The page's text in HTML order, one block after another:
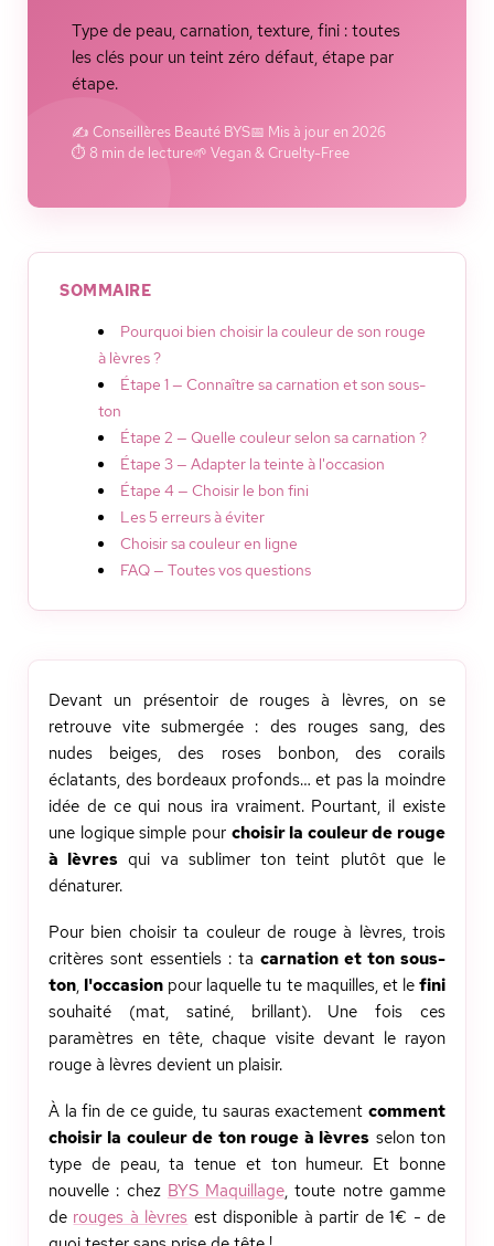
Type de peau, carnation, texture, fini : toutes
les clés pour un teint zéro défaut, étape par
étape.
✍️ Conseillères Beauté BYS📅 Mis à jour en 2026
⏱️ 8 min de lecture🌱 Vegan & Cruelty-Free
SOMMAIRE
Pourquoi bien choisir la couleur de son rouge
à lèvres ?
Étape 1 — Connaître sa carnation et son sous-
ton
Étape 2 — Quelle couleur selon sa carnation ?
Étape 3 — Adapter la teinte à l'occasion
Étape 4 — Choisir le bon fini
Les 5 erreurs à éviter
Choisir sa couleur en ligne
FAQ — Toutes vos questions
Devant un présentoir de rouges à lèvres, on se
retrouve vite submergée : des rouges sang, des
nudes beiges, des roses bonbon, des corails
éclatants, des bordeaux profonds… et pas la moindre
idée de ce qui nous ira vraiment. Pourtant, il existe
une logique simple pour choisir la couleur de rouge
à lèvres qui va sublimer ton teint plutôt que le
dénaturer.
Pour bien choisir ta couleur de rouge à lèvres, trois
critères sont essentiels : ta carnation et ton sous-
ton, l'occasion pour laquelle tu te maquilles, et lefini
souhaité (mat, satiné, brillant). Une fois ces
paramètres en tête, chaque visite devant le rayon
rouge à lèvres devient un plaisir.
À la fin de ce guide, tu sauras exactement comment
choisir la couleur de ton rouge à lèvres selon ton
type de peau, ta tenue et ton humeur. Et bonne
nouvelle : chez BYS Maquillage, toute notre gamme
de rouges à lèvres est disponible à partir de 1€ - de